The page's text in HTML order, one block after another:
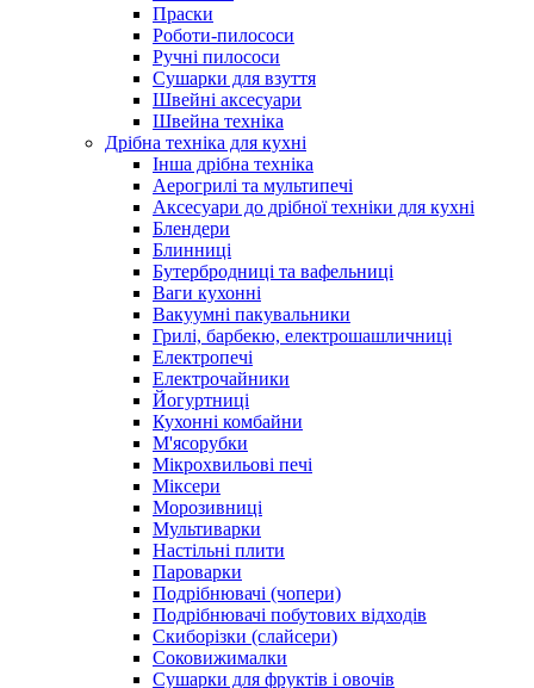
Праски
Роботи-пилососи
Ручні пилососи
Сушарки для взуття
Швейні аксесуари
Швейна техніка
Дрібна техніка для кухні
Інша дрібна техніка
Аерогрилі та мультипечі
Аксесуари до дрібної техніки для кухні
Блендери
Блинниці
Бутербродниці та вафельниці
Ваги кухонні
Вакуумні пакувальники
Грилі, барбекю, електрошашличниці
Електропечі
Електрочайники
Йогуртниці
Кухонні комбайни
М'ясорубки
Мікрохвильові печі
Міксери
Морозивниці
Мультиварки
Настільні плити
Пароварки
Подрібнювачі (чопери)
Подрібнювачі побутових відходів
Скиборізки (слайсери)
Соковижималки
Сушарки для фруктів і овочів